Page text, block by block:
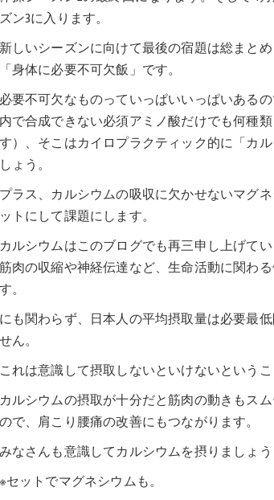
ン3に入ります。
しいシーズンに向けて最後の宿題は総まと
身体に必要不可欠飯」です。
要不可欠なものっていっぱいいっぱいある
で合成できない必須アミノ酸だけでも何種
）、そこはカイロプラクティック的に「カ
ょう。
ラス、カルシウムの吸収に欠かせないマグ
トにして課題にします。
ルシウムはこのブログでも再三申し上げてい
肉の収縮や神経伝達など、生命活動に関わ
。
も関わらず、日本人の平均摂取量は必要最
ん。
れは意識して摂取しないといけないというこ
ルシウムの摂取が十分だと筋肉の動きもス
で、肩こり腰痛の改善にもつながります。
なさんも意識してカルシウムを摂りましょう
セットでマグネシウムも。